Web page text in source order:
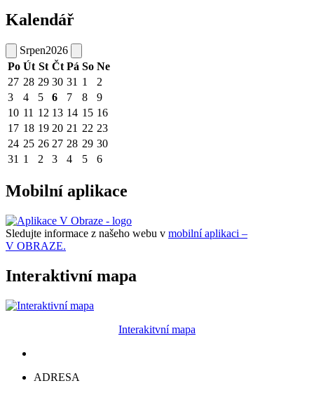
Kalendář
Srpen2026
Po Út St Čt Pá So Ne
27 28 29 30 31 1
2
3
4 5 6 7 8
9
10 11 12 13 14 15 16
17 18 19 20 21 22 23
24 25 26 27 28 29 30
31 1 2 3 4 5 6
Mobilní aplikace
Sledujte informace z našeho webu v mobilní aplikaci –
V OBRAZE.
Interaktivní mapa
Interakitvní mapa
ADRESA